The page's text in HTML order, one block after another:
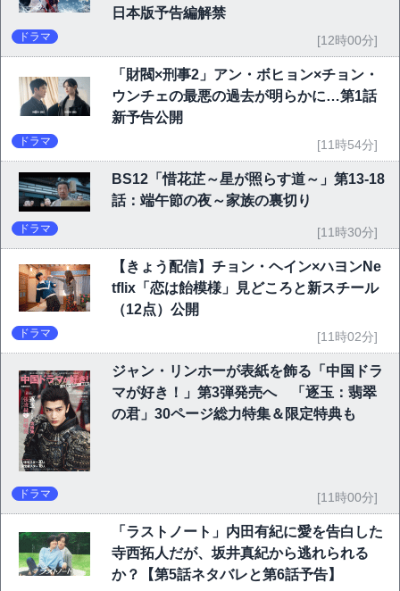
日本版予告編解禁
ドラマ [12時00分]
「財閥×刑事2」アン・ボヒョン×チョン・
ウンチェの最悪の過去が明らかに…第1話
新予告公開
ドラマ [11時54分]
BS12「惜花芷～星が照らす道～」第13-18
話：端午節の夜～家族の裏切り
ドラマ [11時30分]
【きょう配信】チョン・ヘイン×ハヨンNe
tflix「恋は飴模様」見どころと新スチール
（12点）公開
ドラマ [11時02分]
ジャン・リンホーが表紙を飾る「中国ドラ
マが好き！」第3弾発売へ 「逐玉：翡翠
の君」30ページ総力特集＆限定特典も
ドラマ [11時00分]
「ラストノート」内田有紀に愛を告白した
寺西拓人だが、坂井真紀から逃れられる
か？【第5話ネタバレと第6話予告】